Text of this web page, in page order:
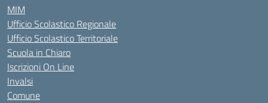
MIM
Ufficio Scolastico Regionale
Ufficio Scolastico Territoriale
Scuola in Chiaro
Iscrizioni On Line
Invalsi
Comune